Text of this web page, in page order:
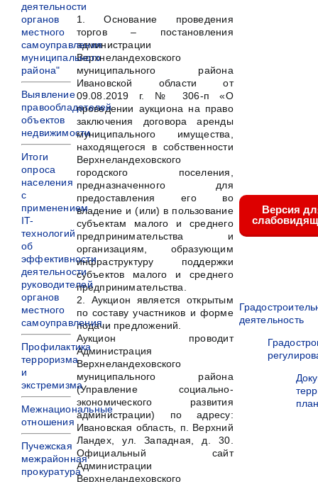
1. Основание проведения
торгов – постановления
администрации
Верхнеландеховского
муниципального района
Ивановской области от
09.08.2019 г. № 306-п «О
проведении аукциона на право
заключения договора аренды
муниципального имущества,
находящегося в собственности
Верхнеландеховского
городского поселения,
предназначенного для
предоставления его во
владение и (или) в пользование
субъектам малого и среднего
предпринимательства и
организациям, образующим
инфраструктуру поддержки
субъектов малого и среднего
предпринимательства.
2. Аукцион является открытым
по составу участников и форме
подачи предложений.
Аукцион проводит
Администрация
Верхнеландеховского
муниципального района
(Управление социально-
экономического развития
администрации) по адресу:
Ивановская область, п. Верхний
Ландех, ул. Западная, д. 30.
Официальный сайт
Администрации
Верхнеландеховского
деятельности
органов
местного
самоуправления
муниципального
района"
Выявление
правообладателей
объектов
недвижимости
Итоги
опроса
населения
с
применением
IT-
технологий
об
эффективности
деятельности
руководителей
органов
местного
самоуправления
Профилактика
терроризма
и
экстремизма
Межнациональные
отношения
Пучежская
межрайонная
прокуратура
Версия
деятельность